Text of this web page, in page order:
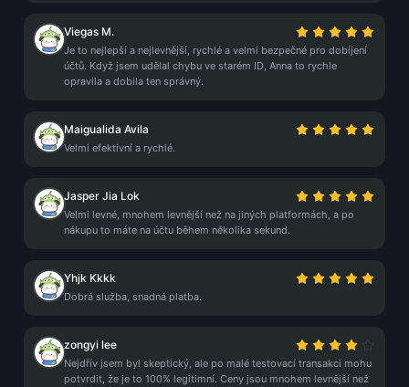
Viegas M.
Je to nejlepší a nejlevnější, rychlé a velmi bezpečné pro dobíjení
účtů. Když jsem udělal chybu ve starém ID, Anna to rychle
opravila a dobila ten správný.
Maigualida Avila
Velmi efektivní a rychlé.
Jasper Jia Lok
Velmi levné, mnohem levnější než na jiných platformách, a po
nákupu to máte na účtu během několika sekund.
Yhjk Kkkk
Dobrá služba, snadná platba.
zongyi lee
Nejdřív jsem byl skeptický, ale po malé testovací transakci mohu
potvrdit, že je to 100% legitimní. Ceny jsou mnohem levnější než